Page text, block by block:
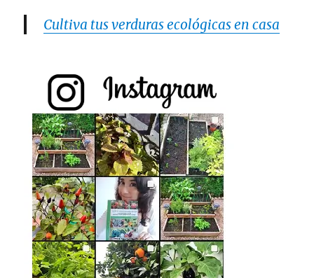
Cultiva tus verduras ecológicas en casa